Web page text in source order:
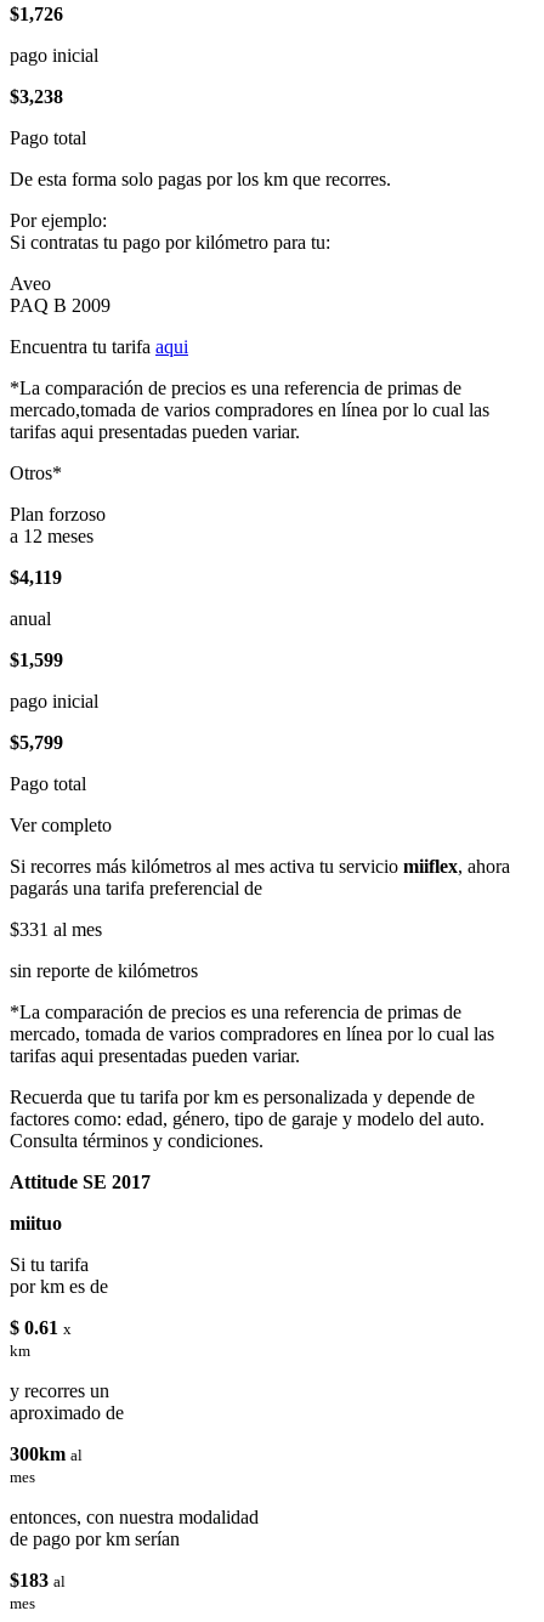
$1,726
pago inicial
$3,238
Pago total
De esta forma solo pagas por los km que recorres.
Por ejemplo:
Si contratas tu pago por kilómetro para tu:
Aveo
PAQ B 2009
Encuentra tu tarifa aqui
*La comparación de precios es una referencia de primas de
mercado,tomada de varios compradores en línea por lo cual las
tarifas aqui presentadas pueden variar.
Otros*
Plan forzoso
a 12 meses
$4,119
anual
$1,599
pago inicial
$5,799
Pago total
Ver completo
Si recorres más kilómetros al mes activa tu servicio miiflex, ahora
pagarás una tarifa preferencial de
$331 al mes
sin reporte de kilómetros
*La comparación de precios es una referencia de primas de
mercado, tomada de varios compradores en línea por lo cual las
tarifas aqui presentadas pueden variar.
Recuerda que tu tarifa por km es personalizada y depende de
factores como: edad, género, tipo de garaje y modelo del auto.
Consulta términos y condiciones.
Attitude SE 2017
miituo
Si tu tarifa
por km es de
$ 0.61 x
km
y recorres un
aproximado de
300km al
mes
entonces, con nuestra modalidad
de pago por km serían
$183 al
mes